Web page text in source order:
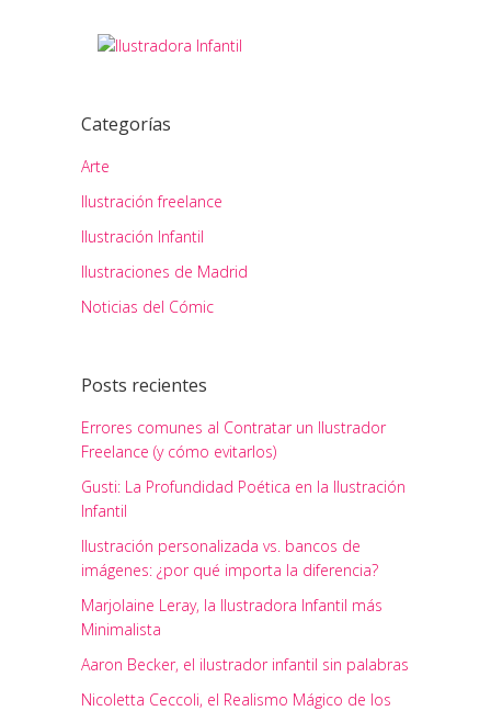
Categorías
Arte
Ilustración freelance
Ilustración Infantil
Ilustraciones de Madrid
Noticias del Cómic
Posts recientes
Errores comunes al Contratar un Ilustrador
Freelance (y cómo evitarlos)
Gusti: La Profundidad Poética en la Ilustración
Infantil
Ilustración personalizada vs. bancos de
imágenes: ¿por qué importa la diferencia?
Marjolaine Leray, la Ilustradora Infantil más
Minimalista
Aaron Becker, el ilustrador infantil sin palabras
Nicoletta Ceccoli, el Realismo Mágico de los